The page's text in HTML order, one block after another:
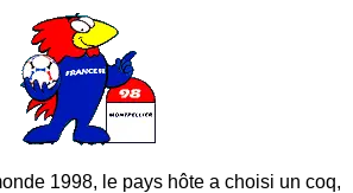
1998, le pays hôte a choisi un coq,